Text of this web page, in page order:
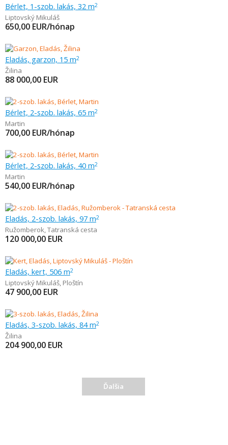
Bérlet, 1-szob. lakás, 32 m2
Liptovský Mikuláš
650,00 EUR/hónap
Eladás, garzon, 15 m2
Žilina
88 000,00 EUR
Bérlet, 2-szob. lakás, 65 m2
Martin
700,00 EUR/hónap
Bérlet, 2-szob. lakás, 40 m2
Martin
540,00 EUR/hónap
Eladás, 2-szob. lakás, 97 m2
Ružomberok,Tatranská cesta
120 000,00 EUR
Eladás, kert, 506 m2
Liptovský Mikuláš, Ploštín
47 900,00 EUR
Eladás, 3-szob. lakás, 84 m2
Žilina
204 900,00 EUR
Ďalšia